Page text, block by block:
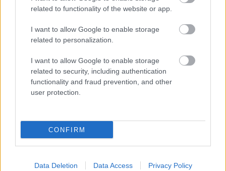
related to functionality of the website or app.
I want to allow Google to enable storage
related to personalization.
I want to allow Google to enable storage
related to security, including authentication
functionality and fraud prevention, and other
user protection.
CONFIRM
Data Deletion Data Access Privacy Policy
karriereddel, a lakásoddal, az egészségeddel és
Halak (02. 20-03. 20.)Titokban szereted a kalandot,
a kalandort és a "rosszfiút" is, csak nem ismered be,
de a mai csillagállás talán utazás közben kedvet
csinál a kísérletezgetéshez.
Kezd asztrológiával a
hetet:
Ezek a csillagjegyek a legodaadóbb szeretők az
Így indítsd az évet a csillagjegyed szerint, hogy